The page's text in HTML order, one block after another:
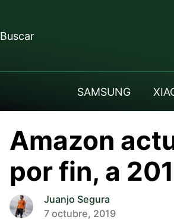
Buscar
SAMSUNG
Amazon
por fin, a
Juanjo Segura
7 octubre, 2019